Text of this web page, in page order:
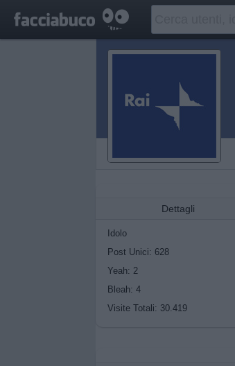
Dettagli
Idolo
Post Unici: 628
Yeah: 2
Bleah: 4
Visite Totali: 30.419